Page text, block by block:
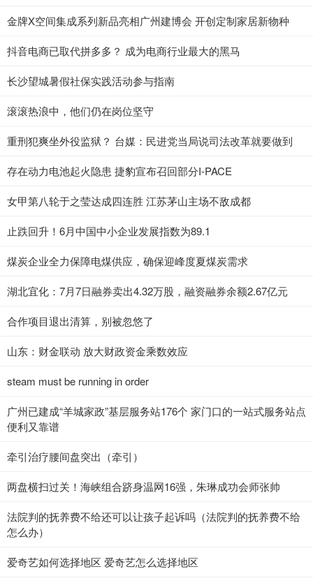
金牌X空间集成系列新品亮相广州建博会 开创定制家居新物种
抖音电商已取代拼多多？ 成为电商行业最大的黑马
长沙望城暑假社保实践活动参与指南
滚滚热浪中，他们仍在岗位坚守
重刑犯爽坐外役监狱？ 台媒：民进党当局说司法改革就要做到
存在动力电池起火隐患 捷豹宣布召回部分I-PACE
女甲第八轮于之莹达成四连胜 江苏茅山主场不敌成都
止跌回升！6月中国中小企业发展指数为89.1
煤炭企业全力保障电煤供应，确保迎峰度夏煤炭需求
湖北宜化：7月7日融券卖出4.32万股，融资融券余额2.67亿元
合作项目退出清算，别被忽悠了
山东：财金联动 放大财政资金乘数效应
steam must be running in order
广州已建成“羊城家政”基层服务站176个 家门口的一站式服务站点
便利又靠谱
牵引治疗腰间盘突出（牵引）
两盘横扫过关！海峡组合跻身温网16强，朱琳成功会师张帅
法院判的抚养费不给还可以让孩子起诉吗（法院判的抚养费不给
怎么办）
爱奇艺如何选择地区 爱奇艺怎么选择地区